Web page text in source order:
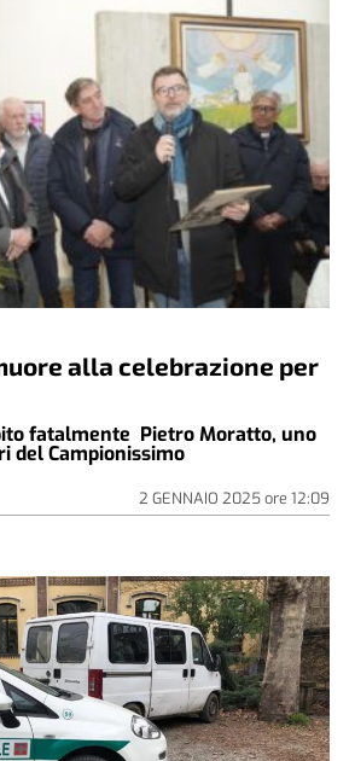
alla celebrazione per
fatalmente Pietro Moratto, uno
del Campionissimo
2 GENNAIO 2025ore 12:09